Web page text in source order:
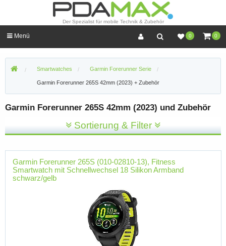
Der Spezialist für mobile Technik & Zubehör
0 0
Menü
Smartwatches Garmin Forerunner Serie
Garmin Forerunner 265S 42mm (2023) + Zubehör
Garmin Forerunner 265S 42mm (2023) und Zubehör
Sortierung & Filter
Garmin Forerunner 265S (010-02810-13), Fitness
Smartwatch mit Schnellwechsel 18 Silikon Armband
schwarz/gelb